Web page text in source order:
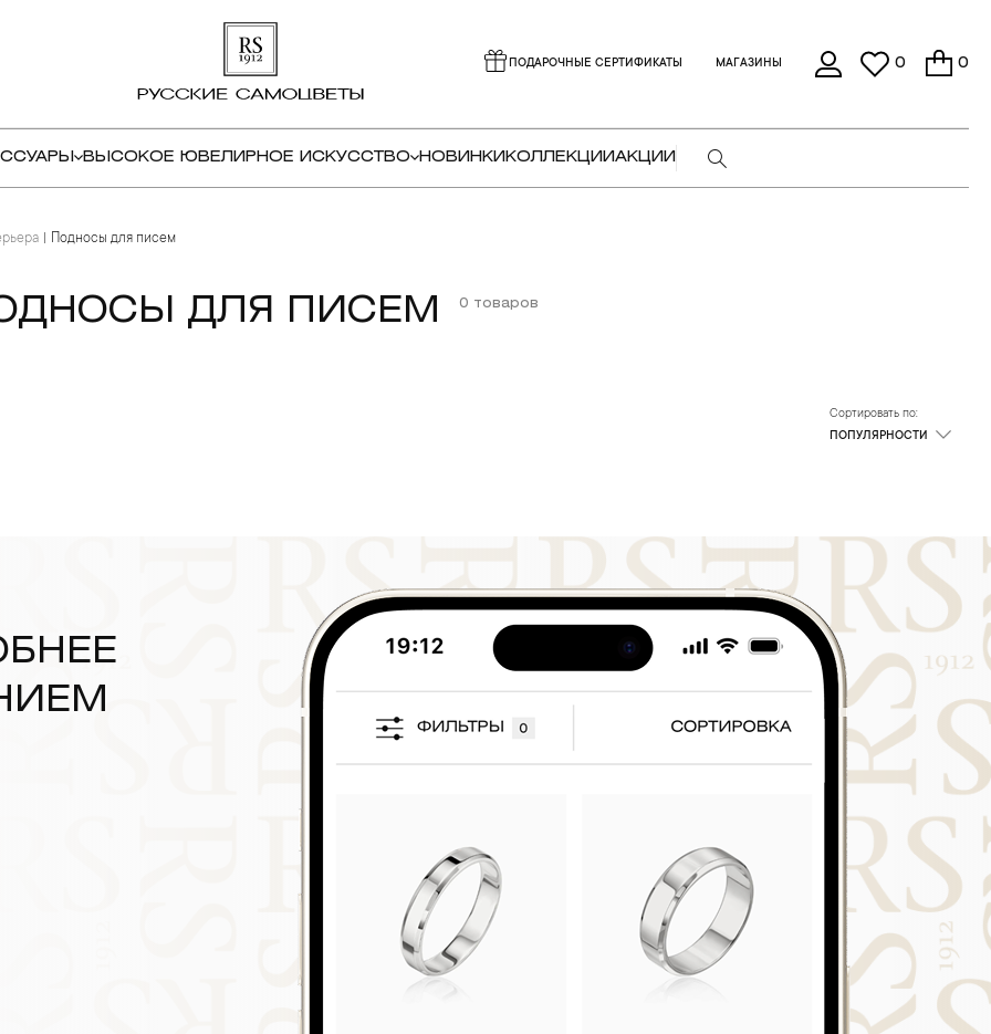
ПОДАРОЧНЫЕ СЕРТИФИКАТЫ МАГАЗИНЫ 0 0
ВЫСОКОЕ ЮВЕЛИРНОЕ ИСКУССТВО НОВИНКИ КОЛЛЕКЦИИАКЦИИ
Подносы для писем
ДЛЯ ПИСЕМ 0 товаров
Сортировать по:
ПОПУЛЯРНОСТИ